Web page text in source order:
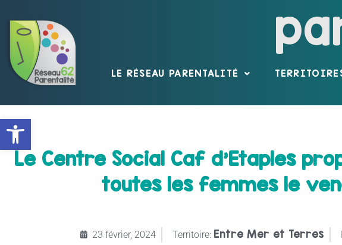
Ouvrir la barre d’outils
LE RÉSEAU PARENTALITÉ
Le Centre Social Caf d’Etaples
toutes les femmes le
23 février, 2024 Territoire: Entre Mer et Terres